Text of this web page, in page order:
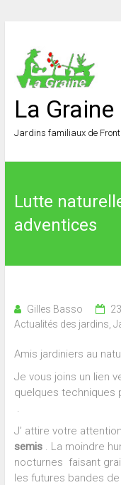
La Graine
Jardins familiaux de
Lutte
adventices
Gilles Basso
Actualités des jardins
Amis jardiniers au
Je vous joins un lien
quelques techniques
.
J’ attire votre
semis. La moindre
nocturnes faisant
les futures bandes